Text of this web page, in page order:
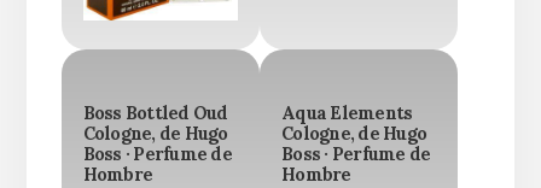
Boss Bottled Oud
Cologne, de Hugo
Boss · Perfume de
Hombre
Aqua Elements
Cologne, de Hugo
Boss · Perfume de
Hombre